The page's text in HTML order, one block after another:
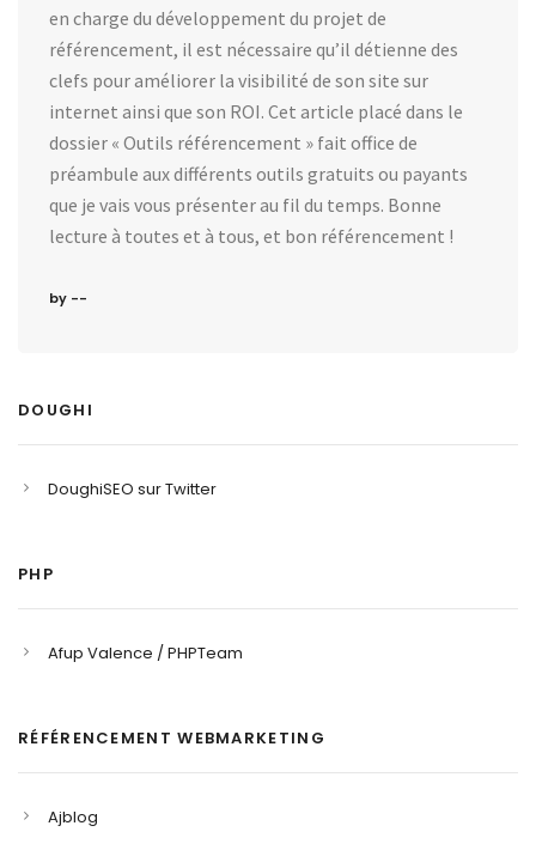
en charge du développement du projet de
référencement, il est nécessaire qu’il détienne des
clefs pour améliorer la visibilité de son site sur
internet ainsi que son ROI. Cet article placé dans le
dossier « Outils référencement » fait office de
préambule aux différents outils gratuits ou payants
que je vais vous présenter au fil du temps. Bonne
lecture à toutes et à tous, et bon référencement !
by --
DOUGHI
DoughiSEO sur Twitter
PHP
Afup Valence / PHPTeam
RÉFÉRENCEMENT WEBMARKETING
Ajblog